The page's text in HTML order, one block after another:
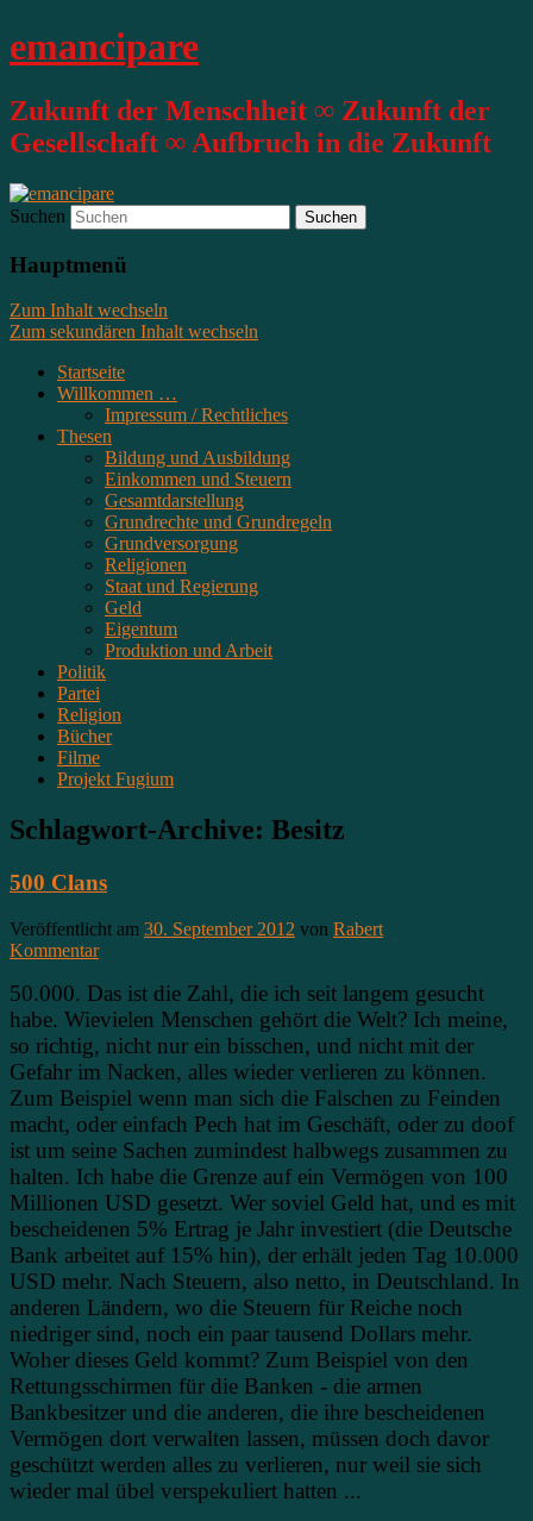
emancipare
Zukunft der Menschheit ∞ Zukunft der
Gesellschaft ∞ Aufbruch in die Zukunft
Suchen
Hauptmenü
Zum Inhalt wechseln
Zum sekundären Inhalt wechseln
Startseite
Willkommen …
Impressum / Rechtliches
Thesen
Bildung und Ausbildung
Einkommen und Steuern
Gesamtdarstellung
Grundrechte und Grundregeln
Grundversorgung
Religionen
Staat und Regierung
Geld
Eigentum
Produktion und Arbeit
Politik
Partei
Religion
Bücher
Filme
Projekt Fugium
Schlagwort-Archive: Besitz
500 Clans
Veröffentlicht am 30. September 2012 von Rabert
Kommentar
50.000. Das ist die Zahl, die ich seit langem gesucht
habe. Wievielen Menschen gehört die Welt? Ich meine,
so richtig, nicht nur ein bisschen, und nicht mit der
Gefahr im Nacken, alles wieder verlieren zu können.
Zum Beispiel wenn man sich die Falschen zu Feinden
macht, oder einfach Pech hat im Geschäft, oder zu doof
ist um seine Sachen zumindest halbwegs zusammen zu
halten. Ich habe die Grenze auf ein Vermögen von 100
Millionen USD gesetzt. Wer soviel Geld hat, und es mit
bescheidenen 5% Ertrag je Jahr investiert (die Deutsche
Bank arbeitet auf 15% hin), der erhält jeden Tag 10.000
USD mehr. Nach Steuern, also netto, in Deutschland. In
anderen Ländern, wo die Steuern für Reiche noch
niedriger sind, noch ein paar tausend Dollars mehr.
Woher dieses Geld kommt? Zum Beispiel von den
Rettungsschirmen für die Banken - die armen
Bankbesitzer und die anderen, die ihre bescheidenen
Vermögen dort verwalten lassen, müssen doch davor
geschützt werden alles zu verlieren, nur weil sie sich
wieder mal übel verspekuliert hatten ...